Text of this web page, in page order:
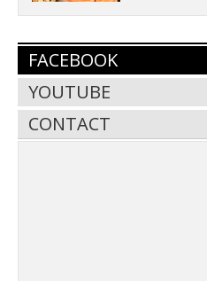
FACEBOOK
YOUTUBE
CONTACT